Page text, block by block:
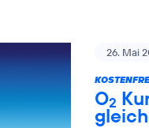
26. Mai
O2